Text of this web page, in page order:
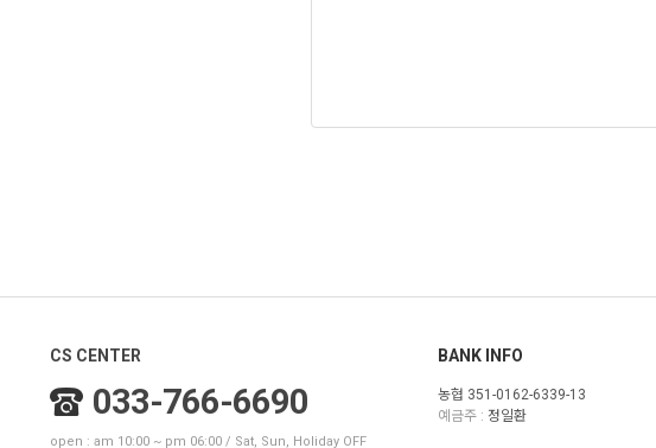
CS CENTER
033-766-6690
open : am 10:00 ~ pm 06:00 / Sat, Sun, Holiday OFF
BANK INFO
농협 351-0162-6339-13
예금주 : 정일환